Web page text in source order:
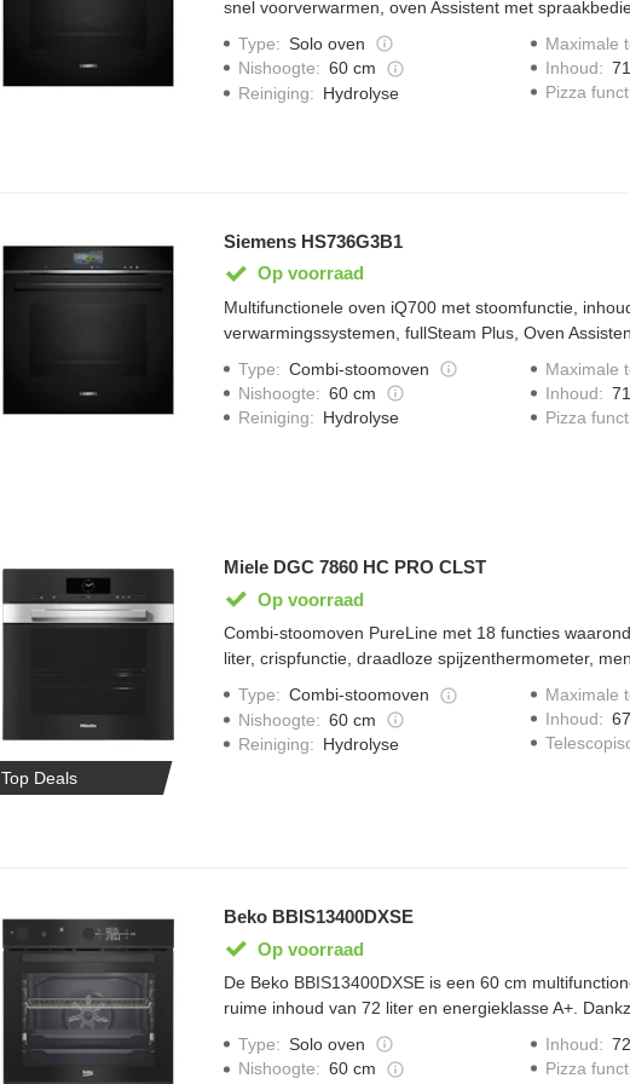
snel voorverwarmen, oven Assistent met
touchControl bediening, ecoClean, halogeen
Type: Solo oven
Nishoogte: 60 cm
Reiniging: Hydrolyse
Maximale
Inhoud:
Pizza
Siemens HS736G3B1
Op voorraad
Multifunctionele oven iQ700 met stoomfunctie,
verwarmingssystemen, fullSteam Plus, Oven
humidClean Plus, cookControl Pro, roastingSensor
coolStart, steamBoost, externe stoomopwekking,
verlichting en Home Connect.
Type: Combi-stoomoven
Nishoogte: 60 cm
Reiniging: Hydrolyse
Maximale
Inhoud:
Pizza
Top Deals
Miele DGC 7860 HC PRO CLST
Op voorraad
Combi-stoomoven PureLine met 18 functies
liter, crispfunctie, draadloze spijzenthermometer,
display, dualSteam, hydroClean, inhoud
en koppeling met Miele@home.
Type: Combi-stoomoven
Nishoogte: 60 cm
Reiniging: Hydrolyse
Maximale
Inhoud:
Beko BBIS13400DXSE
Op voorraad
De Beko BBIS13400DXSE is een 60 cm
ruime inhoud van 72 liter en energieklasse A+.
SteamAid™ worden gerechten gelijkmatig gegaard
De SoftClose-deur en telescopische rails zorgen
Type: Solo oven
Nishoogte: 60 cm
Inhoud:
Pizza